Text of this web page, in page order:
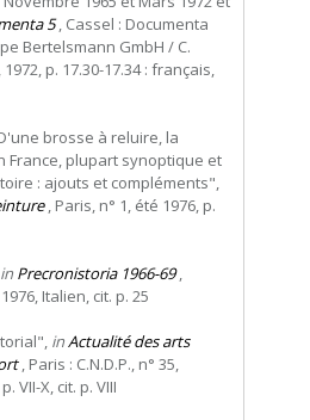
5, Cassel : Documenta
Bertelsmann GmbH / C.
p. 17.30-17.34 : français,
brosse à reluire, la
France, plupart synoptique et
: ajouts et compléments",
, Paris, n° 1, été 1976, p.
in Precronistoria 1966-69,
Italien, cit. p. 25
inActualité des arts
, Paris : C.N.D.P., n° 35,
VII-X, cit. p. VIII